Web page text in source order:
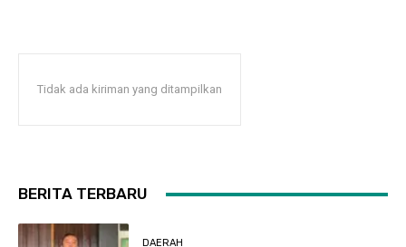
Tidak ada kiriman yang ditampilkan
BERITA TERBARU
DAERAH